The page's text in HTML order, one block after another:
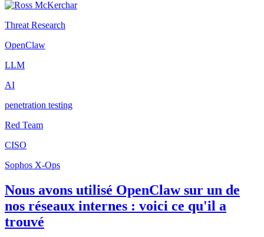
Threat Research
OpenClaw
LLM
AI
penetration testing
Red Team
CISO
Sophos X-Ops
Nous avons utilisé OpenClaw sur un de
nos réseaux internes : voici ce qu'il a
trouvé